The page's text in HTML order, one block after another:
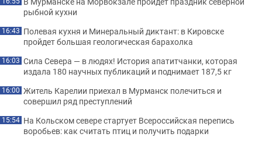
рыбной кухни
16:43 Полевая кухня и Минеральный диктант: в Кировске
пройдет большая геологическая барахолка
16:03 Сила Севера — в людях! История апатитчанки, которая
издала 180 научных публикаций и поднимает 187,5 кг
16:00 Житель Карелии приехал в Мурманск полечиться и
совершил ряд преступлений
15:54 На Кольском севере стартует Всероссийская перепись
воробьев: как считать птиц и получить подарки